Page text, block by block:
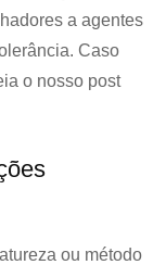
a agentes
Caso
o nosso post
ou método